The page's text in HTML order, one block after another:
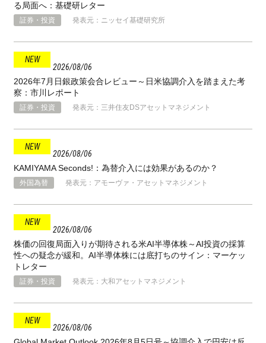
る局面へ：基礎研レター
証券・投資 発表元：ニッセイ基礎研究所
2026 08 06
2026年7月日銀政策会合レビュー～日米協調介入を踏まえた考
察：市川レポート
証券・投資 発表元：三井住友DSアセットマネジメント
2026 08 06
KAMIYAMA Seconds!：為替介入には効果があるのか？
外国為替 発表元：アモーヴァ・アセットマネジメント
2026 08 06
株価の回復局面入りが期待される米AI半導体株～AI投資の採算
性への疑念が緩和。AI半導体株には底打ちのサイン：マーケッ
トレター
証券・投資 発表元：大和アセットマネジメント
2026 08 06